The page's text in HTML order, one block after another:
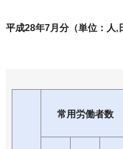
平成28年7月分（単位：人,
常用労働者数